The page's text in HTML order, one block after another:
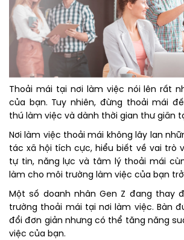
Thoải mái tại nơi làm việc nói lên rất
của bạn. Tuy nhiên, đừng thoải mái
thú làm việc và dành thời gian thư giãn
Nơi làm việc thoải mái không lây lan
tác xã hội tích cực, hiểu biết về vai trò
tự tin, năng lực và tâm lý thoải mái
làm cho môi trường làm việc của bạn
Một số doanh nhân Gen Z đang thay
trường thoải mái tại nơi làm việc. Bàn
đổi đơn giản nhưng có thể tăng năng
việc của bạn.